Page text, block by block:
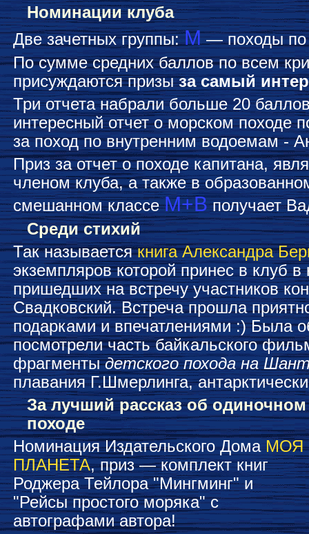
Номинации клуба
Две зачетных группы:М— походы
По сумме средних баллов по всем
присуждаются призыза самый
Три отчета набрали больше 20
интересный отчет о морском походе
за поход по внутренним водоемам -
Приз за отчет о походе капитана,
членом клуба, а также в
смешанном классеМ+Вполучает
Среди стихий
Так называетсякнига Александра
экземпляров которой принес в клуб в
пришедших на встречу участников
Свадковский. Встреча прошла
подарками и впечатлениями :) Была
посмотрели часть байкальского
фрагментыдетского похода на
плавания Г.Шмерлинга,
За лучший рассказ об одиночном
походе
Номинация Издательского ДомаМОЯ
ПЛАНЕТА, приз — комплект книг
Роджера Тейлора "Мингминг" и
"Рейсы простого моряка" с
автографами автора!